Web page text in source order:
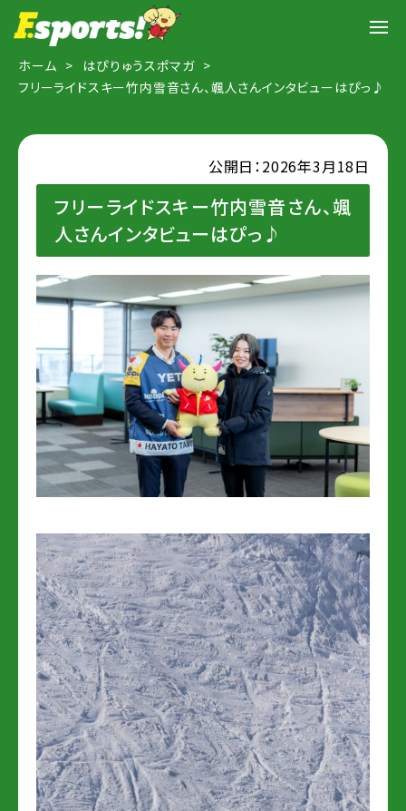
ホーム
はぴりゅうスポマガ
フリーライドスキー竹内雪音さん、颯人さんインタビューはぴっ♪
公開日：2026年3月18日
フリーライドスキー竹内雪音さん、颯
人さんインタビューはぴっ♪